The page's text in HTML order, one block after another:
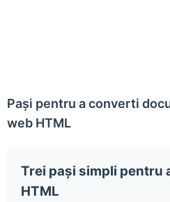
Pași pentru a converti
web HTML
Trei pași simpli pentru
HTML